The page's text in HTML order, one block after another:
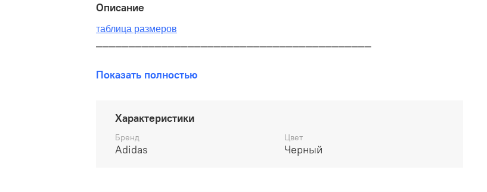
Описание
таблица размеров
__________________________________________
Бесплатная доставка:
По всей России от 10 до 14 дней
Показать полностью
Характеристики
Бренд
Adidas
Цвет
Черный